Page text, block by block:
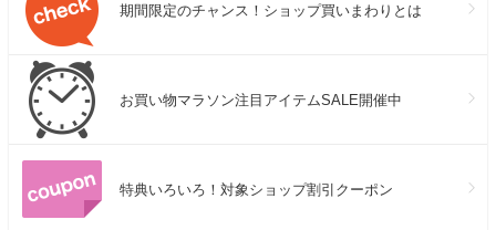
期間限定のチャンス！ショップ買いまわりとは
お買い物マラソン注目アイテムSALE開催中
特典いろいろ！対象ショップ割引クーポン